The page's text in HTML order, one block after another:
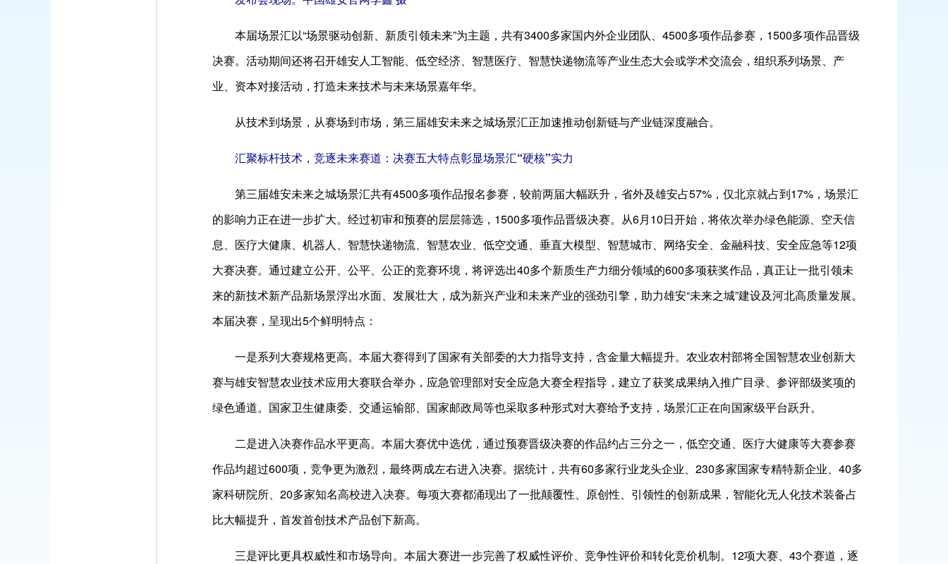
本届场景汇以“场景驱动创新、新质引领未来”为主题，共有3400多家国内外企业团队、4500多项作品参赛，1500多项作品晋级
决赛。活动期间还将召开雄安人工智能、低空经济、智慧医疗、智慧快递物流等产业生态大会或学术交流会，组织系列场景、产
业、资本对接活动，打造未来技术与未来场景嘉年华。
从技术到场景，从赛场到市场，第三届雄安未来之城场景汇正加速推动创新链与产业链深度融合。
汇聚标杆技术，竞逐未来赛道：决赛五大特点彰显场景汇“硬核”实力
第三届雄安未来之城场景汇共有4500多项作品报名参赛，较前两届大幅跃升，省外及雄安占57%，仅北京就占到17%，场景汇
的影响力正在进一步扩大。经过初审和预赛的层层筛选，1500多项作品晋级决赛。从6月10日开始，将依次举办绿色能源、空天信
息、医疗大健康、机器人、智慧快递物流、智慧农业、低空交通、垂直大模型、智慧城市、网络安全、金融科技、安全应急等12项
大赛决赛。通过建立公开、公平、公正的竞赛环境，将评选出40多个新质生产力细分领域的600多项获奖作品，真正让一批引领未
来的新技术新产品新场景浮出水面、发展壮大，成为新兴产业和未来产业的强劲引擎，助力雄安“未来之城”建设及河北高质量发展。
本届决赛，呈现出5个鲜明特点：
一是系列大赛规格更高。本届大赛得到了国家有关部委的大力指导支持，含金量大幅提升。农业农村部将全国智慧农业创新大
赛与雄安智慧农业技术应用大赛联合举办，应急管理部对安全应急大赛全程指导，建立了获奖成果纳入推广目录、参评部级奖项的
绿色通道。国家卫生健康委、交通运输部、国家邮政局等也采取多种形式对大赛给予支持，场景汇正在向国家级平台跃升。
二是进入决赛作品水平更高。本届大赛优中选优，通过预赛晋级决赛的作品约占三分之一，低空交通、医疗大健康等大赛参赛
作品均超过600项，竞争更为激烈，最终两成左右进入决赛。据统计，共有60多家行业龙头企业、230多家国家专精特新企业、40多
家科研院所、20多家知名高校进入决赛。每项大赛都涌现出了一批颠覆性、原创性、引领性的创新成果，智能化无人化技术装备占
比大幅提升，首发首创技术产品创下新高。
三是评比更具权威性和市场导向。本届大赛进一步完善了权威性评价、竞争性评价和转化竞价机制。12项大赛、43个赛道，逐